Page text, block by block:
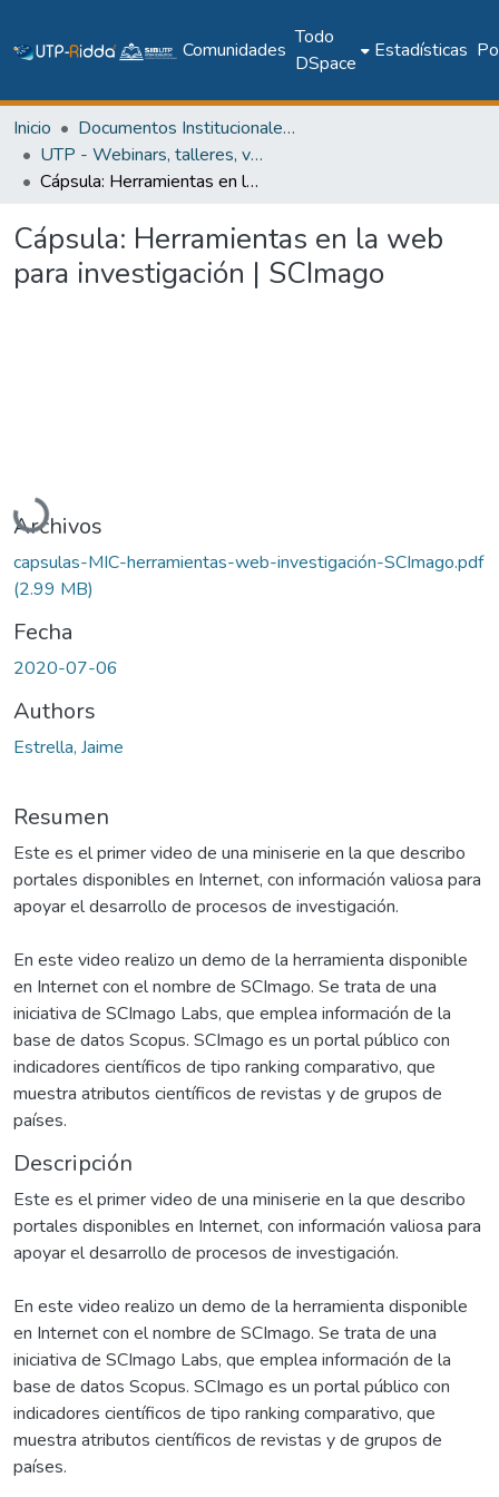
Comunidades
Todo
DSpace
Estadísticas
Inicio
Documentos Institucionales y Memoria Universitaria
UTP - Webinars, talleres, videoconferencias y cápsulas institucionales
Cápsula: Herramientas en la web para investigación | SCImago
Cápsula: Herramientas en la web
para investigación | SCImago
Cargando...
Archivos
capsulas-MIC-herramientas-web-investigación-SCImago.pdf
(2.99 MB)
Fecha
2020-07-06
Authors
Estrella, Jaime
Resumen
Este es el primer video de una miniserie en la que describo
portales disponibles en Internet, con información valiosa para
apoyar el desarrollo de procesos de investigación.
En este video realizo un demo de la herramienta disponible
en Internet con el nombre de SCImago. Se trata de una
iniciativa de SCImago Labs, que emplea información de la
base de datos Scopus. SCImago es un portal público con
indicadores científicos de tipo ranking comparativo, que
muestra atributos científicos de revistas y de grupos de
países.
Descripción
Este es el primer video de una miniserie en la que describo
portales disponibles en Internet, con información valiosa para
apoyar el desarrollo de procesos de investigación.
En este video realizo un demo de la herramienta disponible
en Internet con el nombre de SCImago. Se trata de una
iniciativa de SCImago Labs, que emplea información de la
base de datos Scopus. SCImago es un portal público con
indicadores científicos de tipo ranking comparativo, que
muestra atributos científicos de revistas y de grupos de
países.